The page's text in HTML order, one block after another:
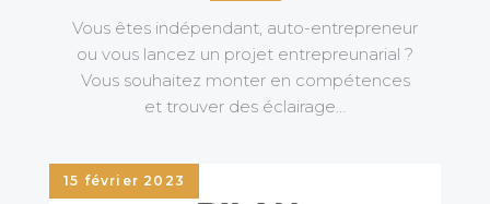
Vous êtes indépendant, auto-entrepreneur
ou vous lancez un projet entrepreunarial ?
Vous souhaitez monter en compétences
et trouver des éclairage…
15 février 2023